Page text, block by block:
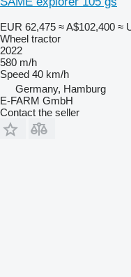
EUR 62,475 ≈ A$102,400 ≈
Wheel tractor
2022
580 m/h
Speed 40 km/h
Germany, Hamburg
E-FARM GmbH
Contact the seller